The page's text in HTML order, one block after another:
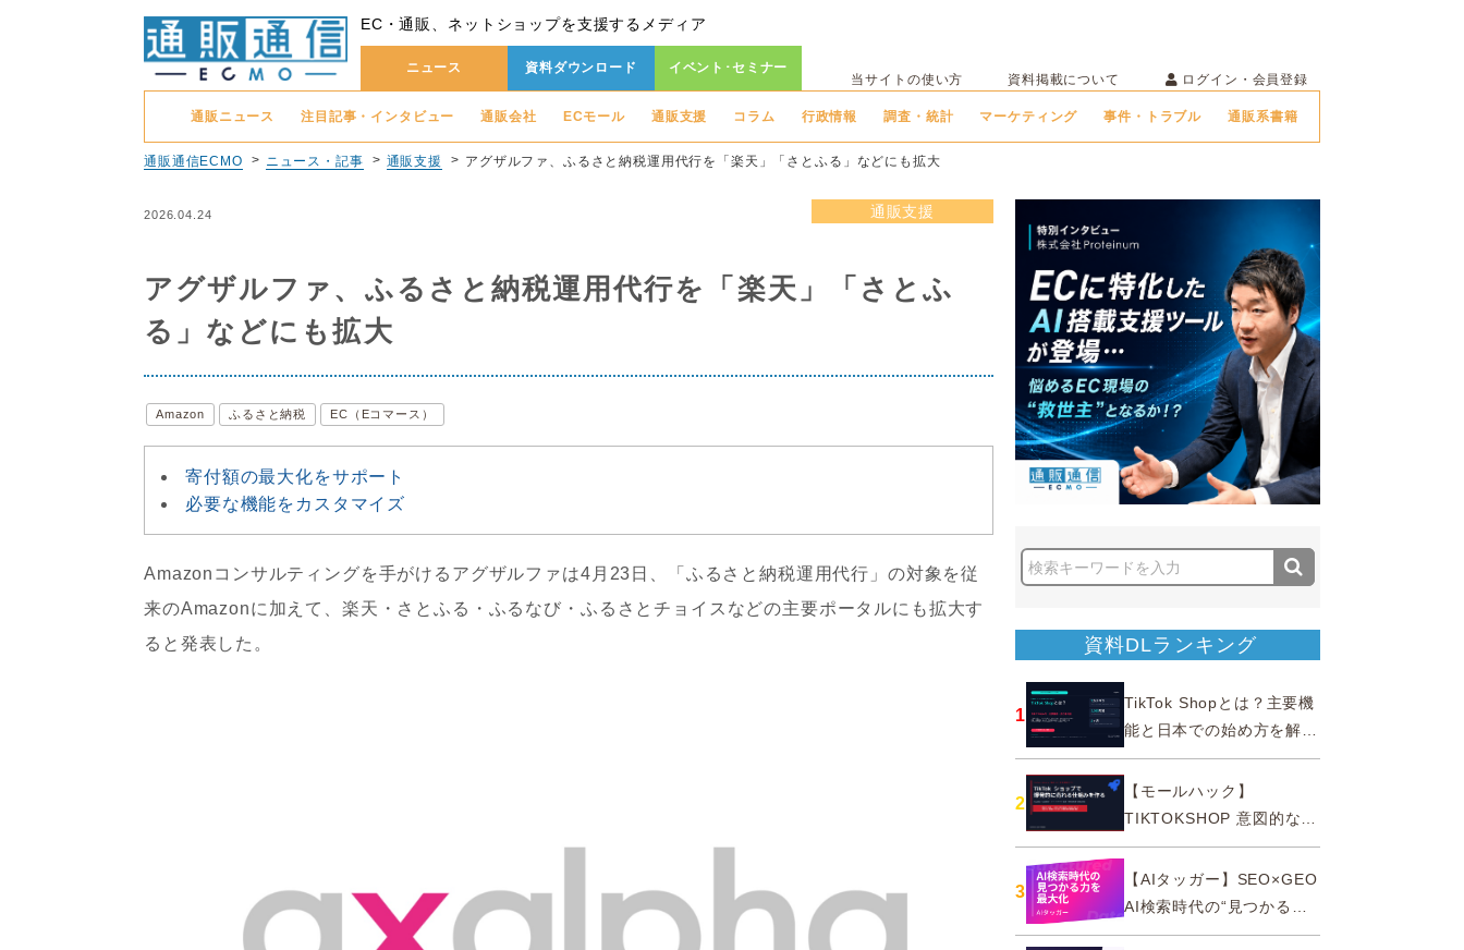
EC・通販、ネットショップを支援するメディア
ニュース 資料ダウンロード イベント･セミナー
当サイトの使い方 資料掲載について ログイン・会員登録
通販ニュース 注目記事・インタビュー 通販会社 ECモール 通販支援 コラム 行政情報 調査・統計 マーケティング 事件・トラブル 通販系書籍
通販通信ECMO ニュース・記事 通販支援 アグザルファ、ふるさと納税運用代行を「楽天」「さとふる」などにも拡大
2026.04.24 通販支援
アグザルファ、ふるさと納税運用代行を「楽天」「さとふ
る」などにも拡大
Amazon ふるさと納税 EC（Eコマース）
寄付額の最大化をサポート
必要な機能をカスタマイズ
Amazonコンサルティングを手がけるアグザルファは4月23日、「ふるさと納税運用代行」の対象を従
来のAmazonに加えて、楽天・さとふる・ふるなび・ふるさとチョイスなどの主要ポータルにも拡大す
ると発表した。
資料DLランキング
1
TikTok Shopとは？主要機
能と日本での始め方を解説
｜公式認定パートナー
2
【モールハック】
TIKTOKSHOP 意図的なバ
ズを生む法則
3
【AIタッガー】SEO×GEO
AI検索時代の“見つかる
力”を最大化